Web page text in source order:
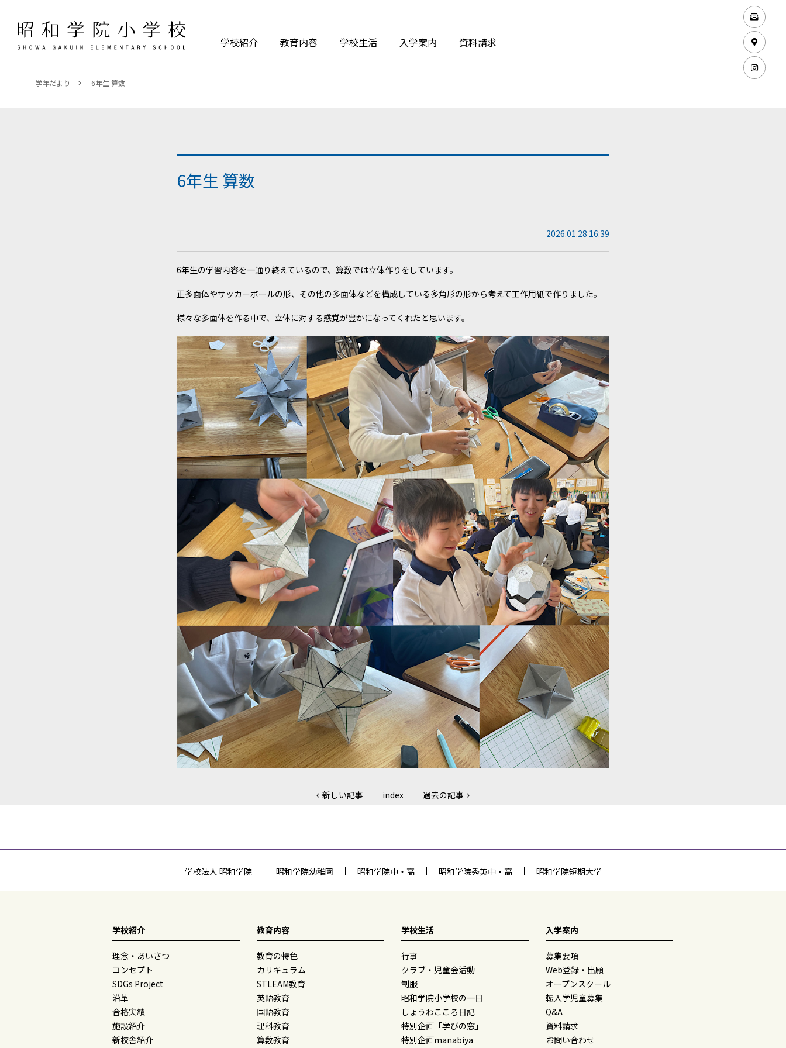
学校紹介 教育内容 学校生活 入学案内 資料請求
学年だより 6年生 算数
6年生 算数
2026.01.28 16:39
6年生の学習内容を一通り終えているので、算数では立体作りをしています。
正多面体やサッカーボールの形、その他の多面体などを構成している多角形の形から考えて工作用紙で作りました。
様々な多面体を作る中で、立体に対する感覚が豊かになってくれたと思います。
新しい記事 index 過去の記事
学校法人 昭和学院 昭和学院幼稚園 昭和学院中・高 昭和学院秀英中・高 昭和学院短期大学
学校紹介
理念・あいさつ
コンセプト
SDGs Project
沿革
合格実績
施設紹介
新校舎紹介
教育内容
教育の特色
カリキュラム
STLEAM教育
英語教育
国語教育
理科教育
算数教育
学校生活
行事
クラブ・児童会活動
制服
昭和学院小学校の一日
しょうわこころ日記
特別企画「学びの窓」
特別企画manabiya
入学案内
募集要項
Web登録・出願
オープンスクール
転入学児童募集
Q&A
資料請求
お問い合わせ